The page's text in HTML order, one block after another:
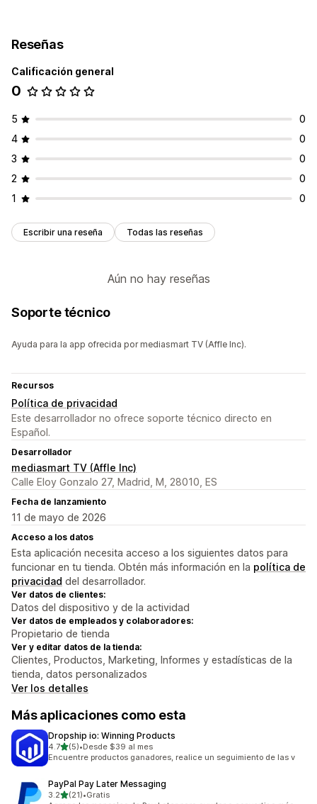
Reseñas
Calificación general
0
5
0
4
0
3
0
2
0
1
0
Escribir una reseña Todas las reseñas
Aún no hay reseñas
Soporte técnico
Ayuda para la app ofrecida por mediasmart TV (Affle Inc).
Recursos
Política de privacidad
Este desarrollador no ofrece soporte técnico directo en
Español.
Desarrollador
mediasmart TV (Affle Inc)
Calle Eloy Gonzalo 27, Madrid, M, 28010, ES
Fecha de lanzamiento
11 de mayo de 2026
Acceso a los datos
Esta aplicación necesita acceso a los siguientes datos para
funcionar en tu tienda. Obtén más información en la política de
privacidad del desarrollador.
Ver datos de clientes:
Datos del dispositivo y de la actividad
Ver datos de empleados y colaboradores:
Propietario de tienda
Ver y editar datos de la tienda:
Clientes, Productos, Marketing, Informes y estadísticas de la
tienda, datos personalizados
Ver los detalles
Más aplicaciones como esta
Dropship io: Winning Products
4.7de 5 estrellas
(5)
5 reseñas en total
•Desde $39 al mes
Encuentre productos ganadores, realice un seguimiento de las v
PayPal Pay Later Messaging
3.2de 5 estrellas
(21)
21 reseñas en total
•Gratis